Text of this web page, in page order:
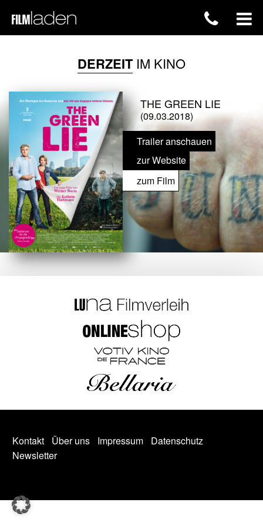
DERZEITIM KINO
THE GREEN LIE
(09.03.2018)
Trailer anschauen
zur Website
zum Film
Kontakt Über uns Impressum
Datenschutz
Newsletter